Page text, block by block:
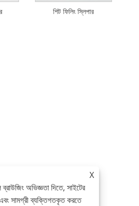
শিট ফিলিং স্লিপার
X
অভিজ্ঞতা দিতে, সাইটের
সামগ্রী ব্যক্তিগতকৃত করতে